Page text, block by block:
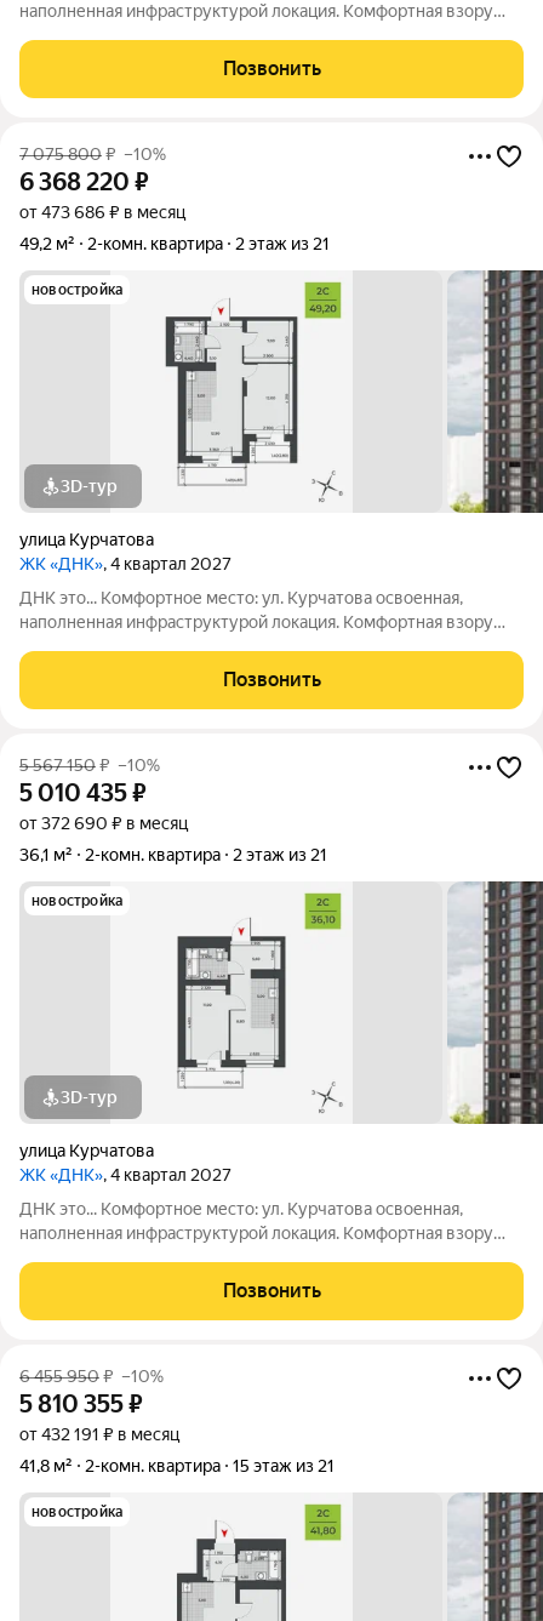
наполненная инфраструктурой локация. Комфортная взору
многообразие планировок, квартиры с
Позвонить
7 075 800₽ –10%
6 368 220 ₽
от 473 686 ₽ в месяц
49,2 м²
2-комн. квартира 2 этаж из 21
новостройка
3D-тур
улица Курчатова
ЖК «ДНК», 4 квартал 2027
ДНК это... Комфортное место: ул. Курчатова освоенная,
наполненная инфраструктурой локация. Комфортная взору
многообразие планировок, квартиры с
Позвонить
5 567 150₽ –10%
5 010 435₽
от 372 690 ₽ в месяц
36,1 м²
2-комн. квартира 2 этаж из 21
новостройка
3D-тур
улица Курчатова
ЖК «ДНК», 4 квартал 2027
ДНК это... Комфортное место: ул. Курчатова освоенная,
наполненная инфраструктурой локация. Комфортная взору
многообразие планировок, квартиры с
Позвонить
6 455 950₽ –10%
5 810 355₽
от 432 191 ₽ в месяц
41,8 м²
2-комн. квартира 15 этаж из 21
новостройка